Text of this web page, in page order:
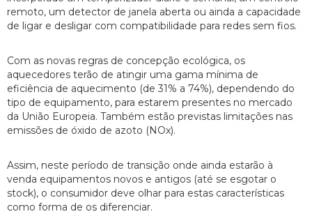
remoto, um detector de janela aberta ou ainda a capacidade
de ligar e desligar com compatibilidade para redes sem fios.
Com as novas regras de concepção ecológica, os
aquecedores terão de atingir uma gama mínima de
eficiência de aquecimento (de 31% a 74%), dependendo do
tipo de equipamento, para estarem presentes no mercado
da União Europeia. Também estão previstas limitações nas
emissões de óxido de azoto (NOx).
Assim, neste período de transição onde ainda estarão à
venda equipamentos novos e antigos (até se esgotar o
stock), o consumidor deve olhar para estas características
como forma de os diferenciar.